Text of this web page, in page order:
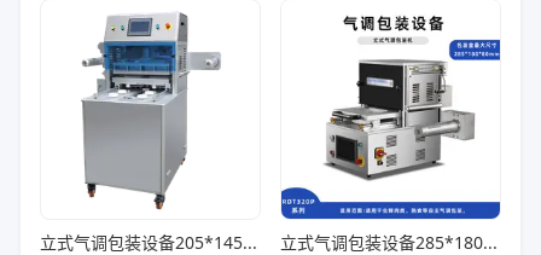
立式气调包装设备205*145*85一出四 立式气调包装设备285*180*80一出一